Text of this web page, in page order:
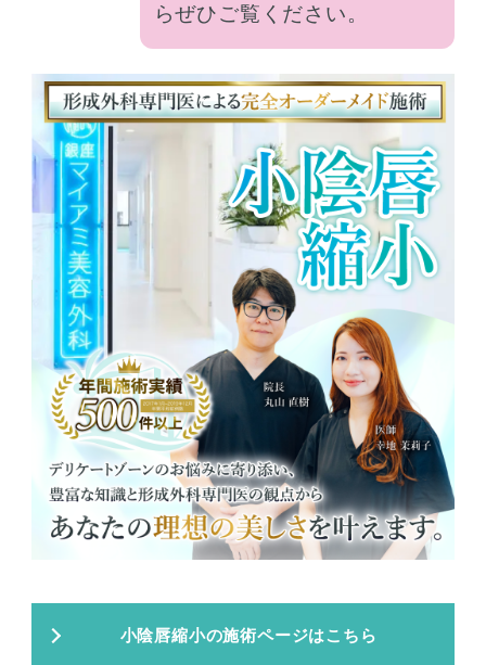
らぜひご覧ください。
小陰唇縮小の施術ページはこちら